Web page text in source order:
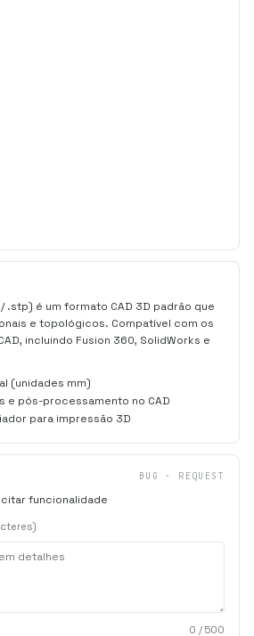
.stp) é um formato CAD 3D padrão que
e topológicos. Compatível com os
incluindo Fusion 360, SolidWorks e
(unidades mm)
e pós-processamento no CAD
para impressão 3D
BUG · REQUEST
funcionalidade
0 / 500